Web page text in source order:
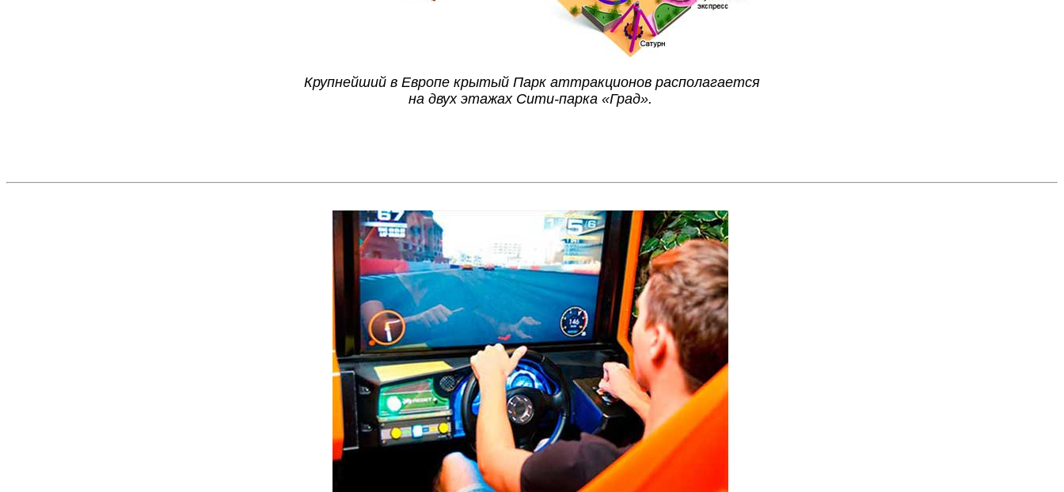
Крупнейший в Европе крытый Парк аттракционов располагается
на двух этажах Сити-парка «Град».